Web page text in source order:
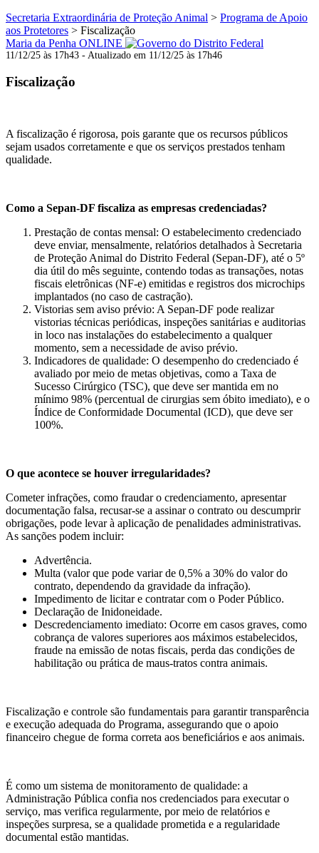
Secretaria Extraordinária de Proteção Animal > Programa de Apoio
aos Protetores > Fiscalização
Maria da Penha ONLINE
11/12/25 às 17h43 - Atualizado em 11/12/25 às 17h46
Fiscalização
A fiscalização é rigorosa, pois garante que os recursos públicos
sejam usados corretamente e que os serviços prestados tenham
qualidade.
Como a Sepan-DF fiscaliza as empresas credenciadas?
Prestação de contas mensal: O estabelecimento credenciado
deve enviar, mensalmente, relatórios detalhados à Secretaria
de Proteção Animal do Distrito Federal (Sepan-DF), até o 5º
dia útil do mês seguinte, contendo todas as transações, notas
fiscais eletrônicas (NF-e) emitidas e registros dos microchips
implantados (no caso de castração).
Vistorias sem aviso prévio: A Sepan-DF pode realizar
vistorias técnicas periódicas, inspeções sanitárias e auditorias
in loco nas instalações do estabelecimento a qualquer
momento, sem a necessidade de aviso prévio.
Indicadores de qualidade: O desempenho do credenciado é
avaliado por meio de metas objetivas, como a Taxa de
Sucesso Cirúrgico (TSC), que deve ser mantida em no
mínimo 98% (percentual de cirurgias sem óbito imediato), e o
Índice de Conformidade Documental (ICD), que deve ser
100%.
O que acontece se houver irregularidades?
Cometer infrações, como fraudar o credenciamento, apresentar
documentação falsa, recusar-se a assinar o contrato ou descumprir
obrigações, pode levar à aplicação de penalidades administrativas.
As sanções podem incluir:
Advertência.
Multa (valor que pode variar de 0,5% a 30% do valor do
contrato, dependendo da gravidade da infração).
Impedimento de licitar e contratar com o Poder Público.
Declaração de Inidoneidade.
Descredenciamento imediato: Ocorre em casos graves, como
cobrança de valores superiores aos máximos estabelecidos,
fraude na emissão de notas fiscais, perda das condições de
habilitação ou prática de maus-tratos contra animais.
Fiscalização e controle são fundamentais para garantir transparência
e execução adequada do Programa, assegurando que o apoio
financeiro chegue de forma correta aos beneficiários e aos animais.
É como um sistema de monitoramento de qualidade: a
Administração Pública confia nos credenciados para executar o
serviço, mas verifica regularmente, por meio de relatórios e
inspeções surpresa, se a qualidade prometida e a regularidade
documental estão mantidas.